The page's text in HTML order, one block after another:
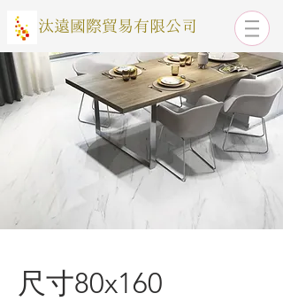
​汰遠國際貿易有限公司
尺寸80x160